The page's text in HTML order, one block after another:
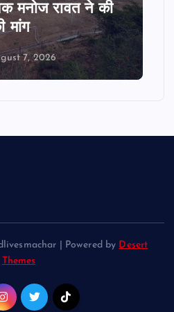
मनोज रावत ने की
मांग
7, 2026
| Powered by Desert
Themes